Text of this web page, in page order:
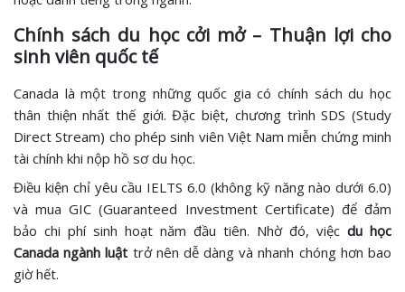
Chính sách du học cởi mở – Thuận lợi cho
sinh viên quốc tế
Canada là một trong những quốc gia có chính sách du học
thân thiện nhất thế giới. Đặc biệt, chương trình SDS (Study
Direct Stream) cho phép sinh viên Việt Nam miễn chứng minh
tài chính khi nộp hồ sơ du học.
Điều kiện chỉ yêu cầu IELTS 6.0 (không kỹ năng nào dưới 6.0)
và mua GIC (Guaranteed Investment Certificate) để đảm
bảo chi phí sinh hoạt năm đầu tiên. Nhờ đó, việc du học
Canada ngành luật trở nên dễ dàng và nhanh chóng hơn bao
giờ hết.